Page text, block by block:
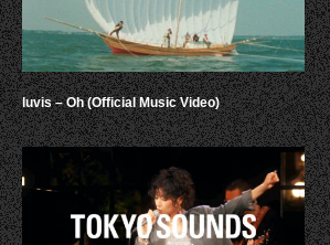
luvis – Oh (Official Music Video)